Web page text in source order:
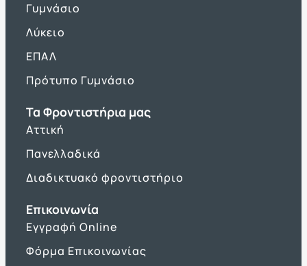
Γυμνάσιο
Λύκειο
ΕΠΑΛ
Πρότυπο Γυμνάσιο
Τα Φροντιστήρια μας
Αττική
Πανελλαδικά
Διαδικτυακό φροντιστήριο
Επικοινωνία
Εγγραφή Online
Φόρμα Επικοινωνίας